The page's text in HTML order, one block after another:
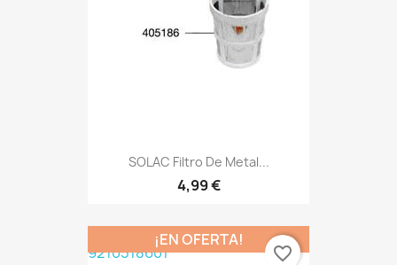
SOLAC Filtro De Metal...
4,99 €
¡EN OFERTA!
favorite_border